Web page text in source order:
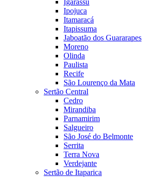
Igarassu
Ipojuca
Itamaracá
Itapissuma
Jaboatão dos Guararapes
Moreno
Olinda
Paulista
Recife
São Lourenço da Mata
Sertão Central
Cedro
Mirandiba
Parnamirim
Salgueiro
São José do Belmonte
Serrita
Terra Nova
Verdejante
Sertão de Itaparica